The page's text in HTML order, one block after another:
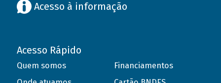
Acesso à informação
Acesso Rápido
Quem somos
Financiamentos